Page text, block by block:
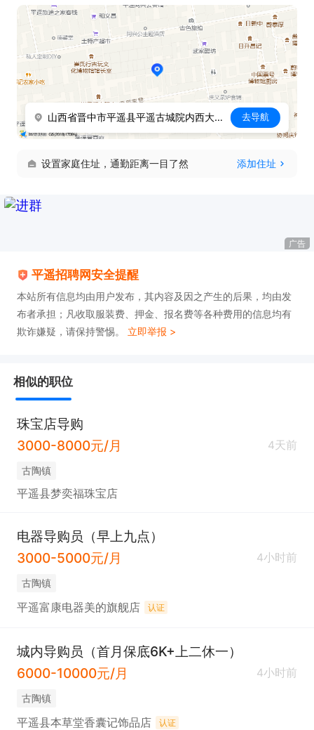
山西省晋中市平遥县平遥古城院内西大街209号 去导航
设置家庭住址，通勤距离一目了然 添加住址
广告
平遥招聘网安全提醒
本站所有信息均由用户发布，其内容及因之产生的后果，均由发
布者承担；凡收取服装费、押金、报名费等各种费用的信息均有
欺诈嫌疑，请保持警惕。 立即举报 >
相似的职位
珠宝店导购
3000-8000元/月
4天前
古陶镇
平遥县梦奕福珠宝店
电器导购员（早上九点）
3000-5000元/月
4小时前
古陶镇
平遥富康电器美的旗舰店 认证
城内导购员（首月保底6K+上二休一）
6000-10000元/月
4小时前
古陶镇
平遥县本草堂香囊记饰品店 认证